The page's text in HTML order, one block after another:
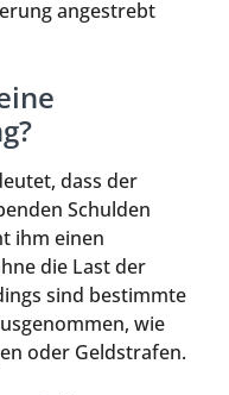
angestrebt
dass der
Schulden
ihm einen
die Last der
sind bestimmte
wie
oder Geldstrafen.